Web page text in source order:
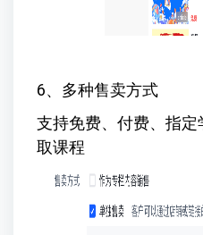
6、多种售卖方式
支持免费、付费、指
取课程